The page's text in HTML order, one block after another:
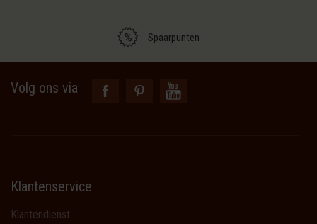
Spaarpunten
Volg ons via
Klantenservice
Klantendienst